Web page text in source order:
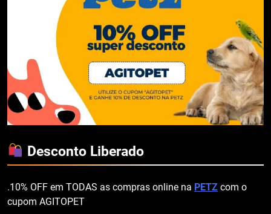
Desconto Liberado
.10% OFF em TODAS as compras online na PETZ com o
cupom AGITOPET